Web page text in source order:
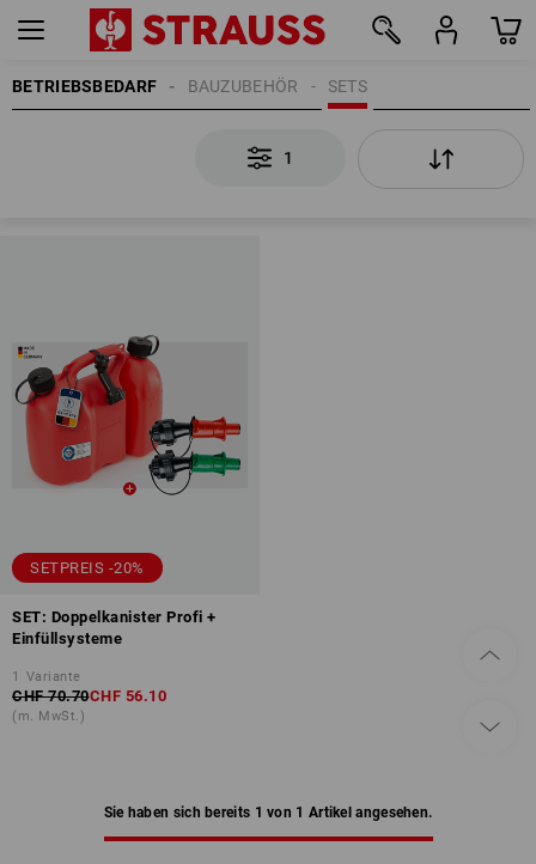
BETRIEBSBEDARF SETS
BAUZUBEHÖR
1
SETPREIS -20%
SET: Doppelkanister Profi +
Einfüllsysteme
1 Variante
CHF 70.70CHF 56.10
(m. MwSt.)
Sie haben sich bereits 1 von 1 Artikel angesehen.